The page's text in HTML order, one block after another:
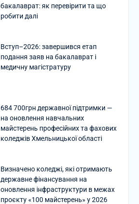
бакалаврат: як перевірити та що
робити далі
Вступ–2026: завершився етап
подання заяв на бакалаврат і
медичну магістратуру
684 700грн державної підтримки —
на оновлення навчальних
майстерень професійних та фахових
коледжів Хмельницької області
Визначено коледжі, які отримають
державне фінансування на
оновлення інфраструктури в межах
проєкту «100 майстерень» у 2026